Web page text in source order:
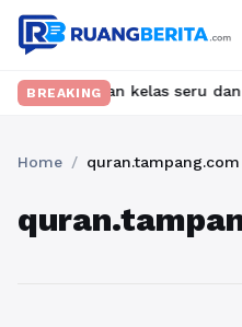
BREAKINGkelas seru dan
Home / quran.tampang.com